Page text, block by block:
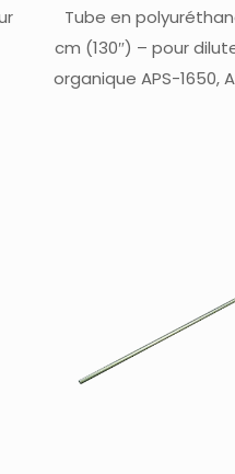
Tube en
cm (130″) – pour
organique APS-1650,